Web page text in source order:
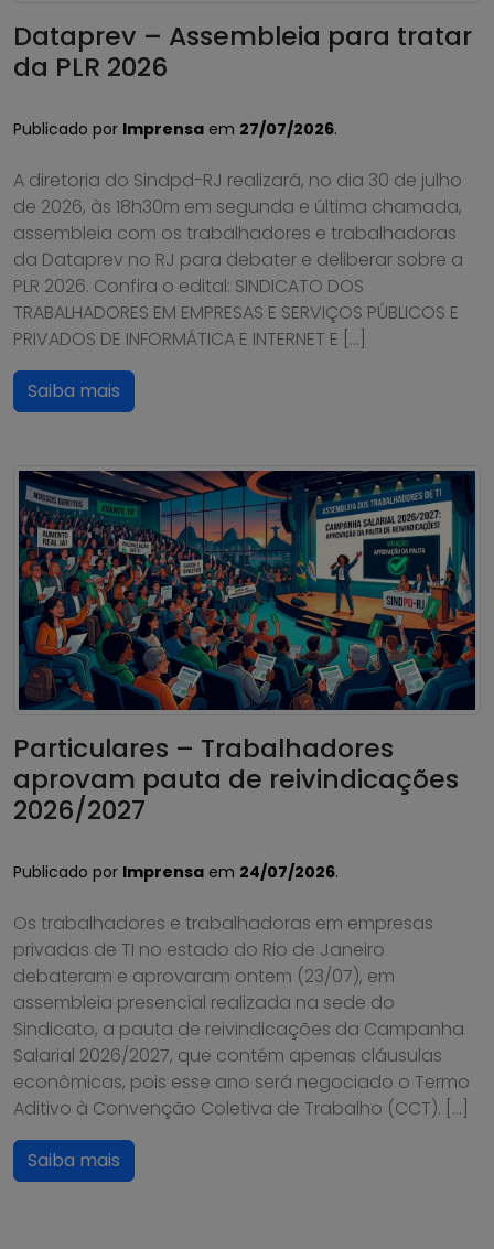
Dataprev – Assembleia para tratar
da PLR 2026
Publicado por Imprensa em 27/07/2026.
A diretoria do Sindpd-RJ realizará, no dia 30 de julho
de 2026, às 18h30m em segunda e última chamada,
assembleia com os trabalhadores e trabalhadoras
da Dataprev no RJ para debater e deliberar sobre a
PLR 2026. Confira o edital: SINDICATO DOS
TRABALHADORES EM EMPRESAS E SERVIÇOS PÚBLICOS E
PRIVADOS DE INFORMÁTICA E INTERNET E […]
Saiba mais
Particulares – Trabalhadores
aprovam pauta de reivindicações
2026/2027
Publicado por Imprensa em 24/07/2026.
Os trabalhadores e trabalhadoras em empresas
privadas de TI no estado do Rio de Janeiro
debateram e aprovaram ontem (23/07), em
assembleia presencial realizada na sede do
Sindicato, a pauta de reivindicações da Campanha
Salarial 2026/2027, que contém apenas cláusulas
econômicas, pois esse ano será negociado o Termo
Aditivo à Convenção Coletiva de Trabalho (CCT). […]
Saiba mais